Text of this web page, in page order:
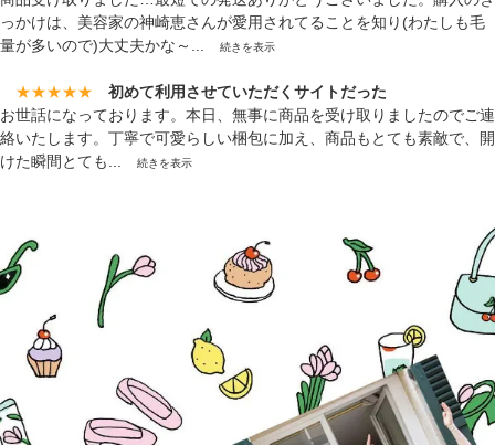
っかけは、美容家の神崎恵さんが愛用されてることを知り(わたしも毛
量が多いので)大丈夫かな～...
続きを表示
★★★★★
初めて利用させていただくサイトだった
お世話になっております。本日、無事に商品を受け取りましたのでご連
絡いたします。丁寧で可愛らしい梱包に加え、商品もとても素敵で、開
けた瞬間とても...
続きを表示